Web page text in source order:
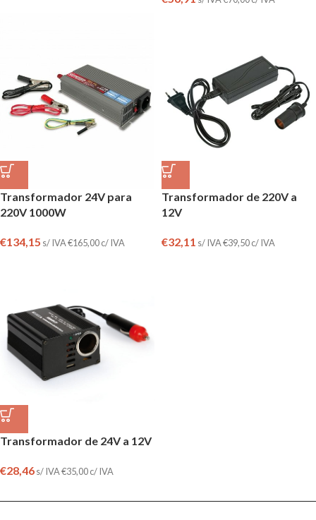
Transformador 24V para
220V 1000W
€134,15 s/ IVA€165,00c/ IVA
Transformador de 220V a
12V
€32,11 s/ IVA€39,50c/ IVA
Transformador de 24V a 12V
€28,46s/ IVA€35,00c/ IVA